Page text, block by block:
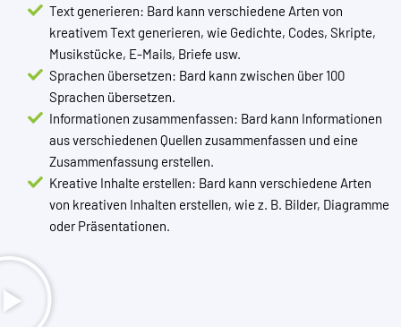
Text generieren: Bard kann verschiedene Arten von
kreativem Text generieren, wie Gedichte, Codes, Skripte,
Musikstücke, E-Mails, Briefe usw.
Sprachen übersetzen: Bard kann zwischen über 100
Sprachen übersetzen.
Informationen zusammenfassen: Bard kann Informationen
aus verschiedenen Quellen zusammenfassen und eine
Zusammenfassung erstellen.
Kreative Inhalte erstellen: Bard kann verschiedene Arten
von kreativen Inhalten erstellen, wie z. B. Bilder, Diagramme
oder Präsentationen.